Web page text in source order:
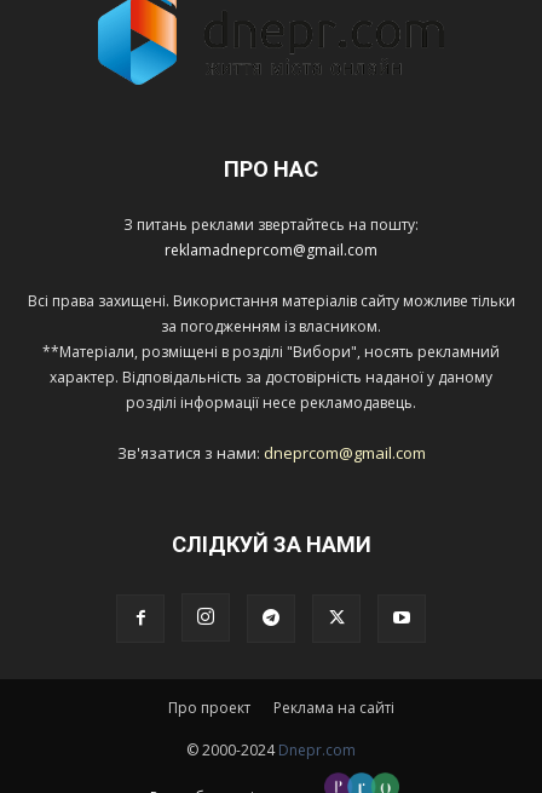
ПРО НАС
З питань реклами звертайтесь на пошту:
reklamadneprcom@gmail.com
Всі права захищені. Використання матеріалів сайту можливе тільки
за погодженням із власником.
**Матеріали, розміщені в розділі "Вибори", носять рекламний
характер. Відповідальність за достовірність наданої у даному
розділі інформації несе рекламодавець.
Зв'язатися з нами: dneprcom@gmail.com
СЛІДКУЙ ЗА НАМИ
Про проект Реклама на сайті
© 2000-2024Dnepr.com